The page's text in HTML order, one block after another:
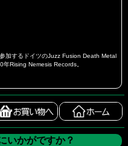
加するドイツのJuzz Fusion Death Metal
Rising Nemesis Records。
いかがですか？